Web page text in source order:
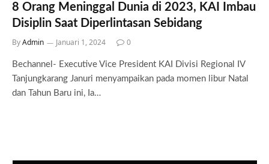
8 Orang Meninggal Dunia di 2023, KAI Imbau
Disiplin Saat Diperlintasan Sebidang
ByAdmin Januari 1, 2024 0
Bechannel- Executive Vice President KAI Divisi Regional IV
Tanjungkarang Januri menyampaikan pada momen libur Natal
dan Tahun Baru ini, Ia…